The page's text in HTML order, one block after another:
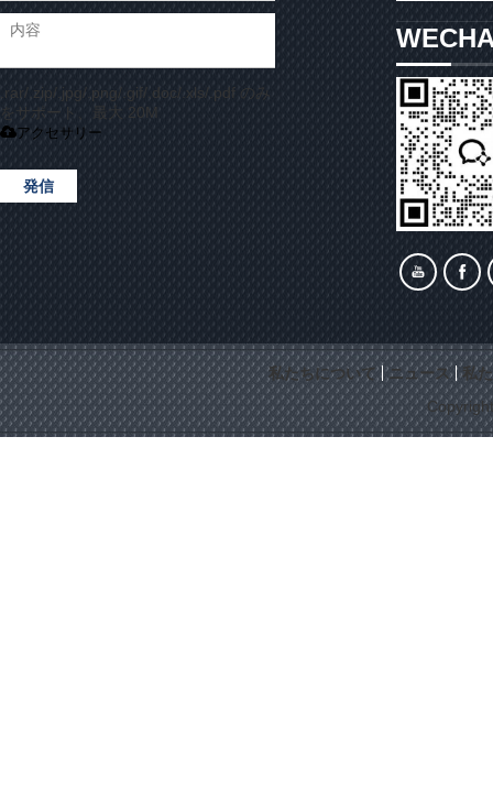
.rar/.zip/.jpg/.png/.gif/.doc/.xls/.pdf のみ
をサポート、最大 20M
アクセサリー
発信
私たちについて ニュース
私